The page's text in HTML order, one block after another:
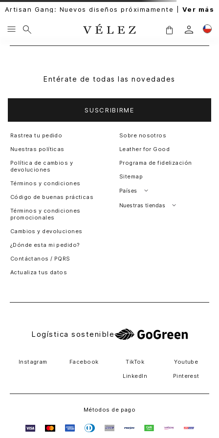
Artisan Gang: Nuevos diseños próximamente | Ver más
Entérate de todas las novedades
SUSCRIBIRME
Rastrea tu pedido
Nuestras políticas
Política de cambios y
devoluciones
Términos y condiciones
Código de buenas prácticas
Términos y condiciones
promocionales
Cambios y devoluciones
¿Dónde esta mi pedido?
Contáctanos / PQRS
Actualiza tus datos
Sobre nosotros
Leather for Good
Programa de fidelización
Sitemap
Países
Perú
Nuestras tiendas
Logística sostenible
Instagram Facebook TikTok Youtube
LinkedIn Pinterest
Métodos de pago